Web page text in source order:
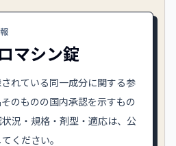
マシン錠
れている同一成分に関する参
のものの国内承認を示すもの
況・規格・剤型・適応は、公
ください。